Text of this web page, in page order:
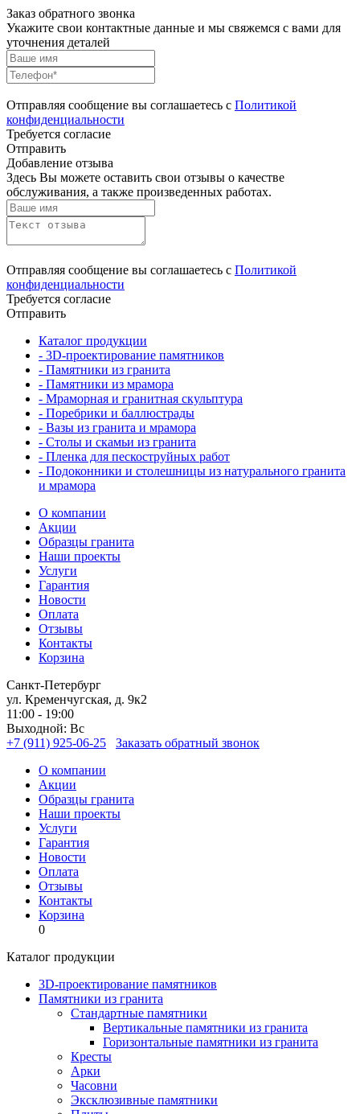
Заказ обратного звонка
Укажите свои контактные данные и мы свяжемся с вами для
уточнения деталей
Отправляя сообщение вы соглашаетесь с Политикой
конфиденциальности
Требуется согласие
Отправить
Добавление отзыва
Здесь Вы можете оставить свои отзывы о качестве
обслуживания, а также произведенных работах.
Отправляя сообщение вы соглашаетесь с Политикой
конфиденциальности
Требуется согласие
Отправить
Каталог продукции
- 3D-проектирование памятников
- Памятники из гранита
- Памятники из мрамора
- Мраморная и гранитная скульптура
- Поребрики и баллюстрады
- Вазы из гранита и мрамора
- Столы и скамьи из гранита
- Пленка для пескоструйных работ
- Подоконники и столешницы из натурального гранита
и мрамора
О компании
Акции
Образцы гранита
Наши проекты
Услуги
Гарантия
Новости
Оплата
Отзывы
Контакты
Корзина
Санкт-Петербург
ул. Кременчугская, д. 9к2
11:00 - 19:00
Выходной: Вс
+7 (911) 925-06-25
Заказать обратный звонок
О компании
Акции
Образцы гранита
Наши проекты
Услуги
Гарантия
Новости
Оплата
Отзывы
Контакты
Корзина
0
Каталог продукции
3D-проектирование памятников
Памятники из гранита
Стандартные памятники
Вертикальные памятники из гранита
Горизонтальные памятники из гранита
Кресты
Арки
Часовни
Эксклюзивные памятники